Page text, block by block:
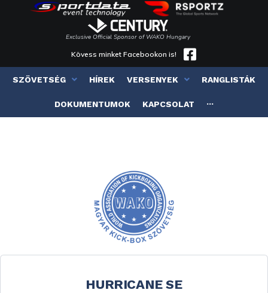
Exclusive Official Sponsor of WAKO Hungary
Kövess minket Facebookon is!
SZÖVETSÉG HÍREK VERSENYEK RANGLISTÁK
DOKUMENTUMOK KAPCSOLAT ···
HURRICANE SE